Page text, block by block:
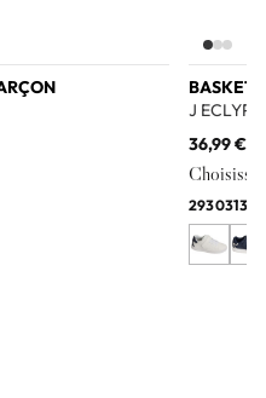
J
36,99 €
29303132